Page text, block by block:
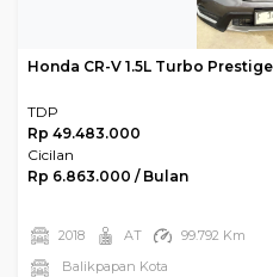
Honda CR-V 1.5L Turbo
TDP
Rp 49.483.000
Cicilan
Rp 6.863.000 / Bulan
2018 AT
99.792 Km
Balikpapan Kota